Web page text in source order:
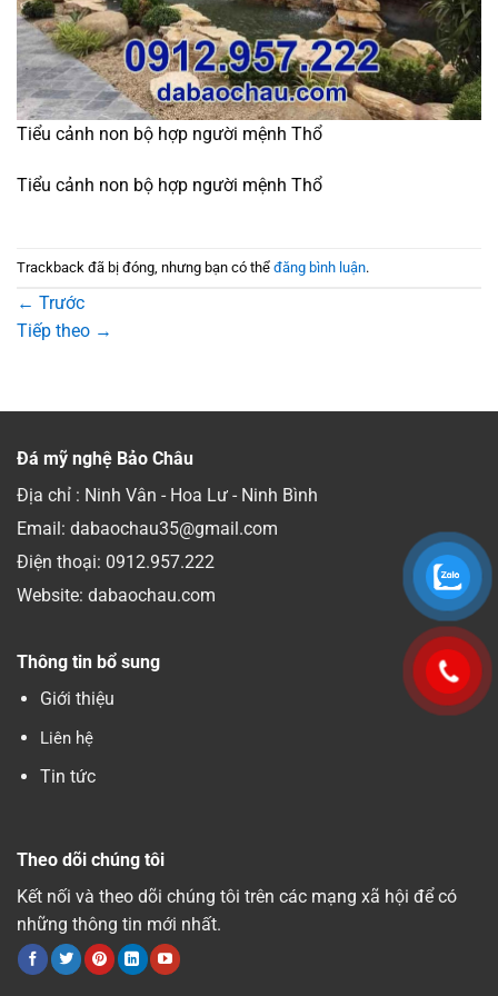
Tiểu cảnh non bộ hợp người mệnh Thổ
Tiểu cảnh non bộ hợp người mệnh Thổ
Trackback đã bị đóng, nhưng bạn có thể đăng bình luận.
← Trước
Tiếp theo →
Đá mỹ nghệ Bảo Châu
Địa chỉ : Ninh Vân - Hoa Lư - Ninh Bình
Email: dabaochau35@gmail.com
Điện thoại: 0912.957.222
Website: dabaochau.com
Thông tin bổ sung
Giới thiệu
Liên hệ
Tin tức
Theo dõi chúng tôi
Kết nối và theo dõi chúng tôi trên các mạng xã hội để có
những thông tin mới nhất.